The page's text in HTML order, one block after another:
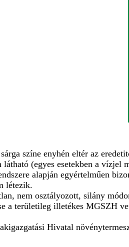
színe enyhén eltér az
(egyes esetekben a vízjel
alapján egyértelműen
létezik.
nem osztályozott, silány
a területileg illetékes MGSZH
Hivatal